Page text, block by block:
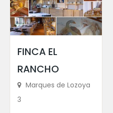
FINCA EL
RANCHO
Marques de Lozoya
3